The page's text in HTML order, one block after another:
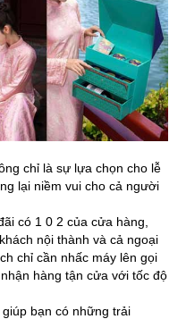
chỉ là sự lựa chọn cho lễ
lại niềm vui cho cả người
có 1 0 2 của cửa hàng,
nội thành và cả ngoại
chỉ cần nhấc máy lên gọi
hàng tận cửa với tốc độ
bạn có những trải